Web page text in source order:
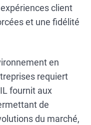
client
et une fidélité
en
requiert
fournit aux
de
du marché,